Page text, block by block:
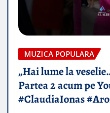
MUZICA POPULARA
„Hai lume la
Partea 2 acum pe
#ClaudiaIonas